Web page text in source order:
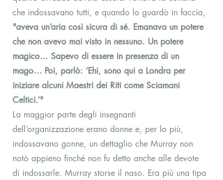
che indossavano tutti, e quando lo guardò in faccia,
"aveva un’aria così sicura di sé. Emanava un potere
che non avevo mai visto in nessuno. Un potere
magico… Sapevo di essere in presenza di un
mago… Poi, parlò: ‘Ehi, sono qui a Londra per
iniziare alcuni Maestri dei Riti come Sciamani
Celtici.’"
La maggior parte degli insegnanti
dell’organizzazione erano donne e, per lo più,
indossavano gonne, un dettaglio che Murray non
notò appieno finché non fu detto anche alle devote
di indossarle. Murray storse il naso. Era più una tipa